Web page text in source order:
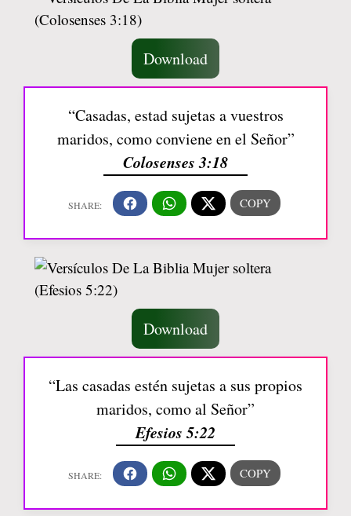
Download
“Casadas, estad sujetas a vuestros
maridos, como conviene en el Señor”
Colosenses 3:18
Download
“Las casadas estén sujetas a sus propios
maridos, como al Señor”
Efesios 5:22